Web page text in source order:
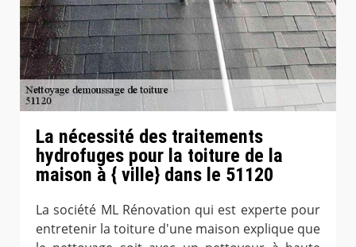
La nécessité des traitements
hydrofuges pour la toiture de la
maison à { ville} dans le 51120
La société ML Rénovation qui est experte pour
entretenir la toiture d'une maison explique que